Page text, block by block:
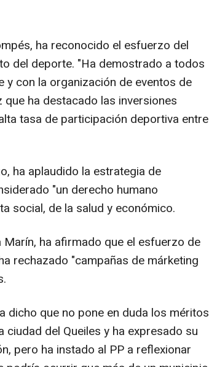
ha reconocido el esfuerzo del
del deporte. "Ha demostrado a todos
con la organización de eventos de
ha destacado las inversiones
tasa de participación deportiva entre
ha aplaudido la estrategia de
"un derecho humano
social, de la salud y económico.
Marín, ha afirmado que el esfuerzo de
rechazado "campañas de márketing
dicho que no pone en duda los méritos
del Queiles y ha expresado su
pero ha instado al PP a reflexionar